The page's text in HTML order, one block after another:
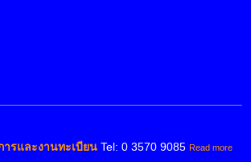
ารและงานทะเบียน Tel: 0 3570 9085 Read more